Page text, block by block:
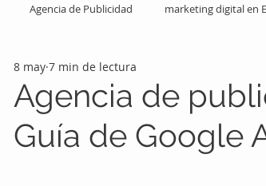
Agencia de Publicidad marketing digital en
Agencia de
Guía de Google
8 may 7 min de lectura